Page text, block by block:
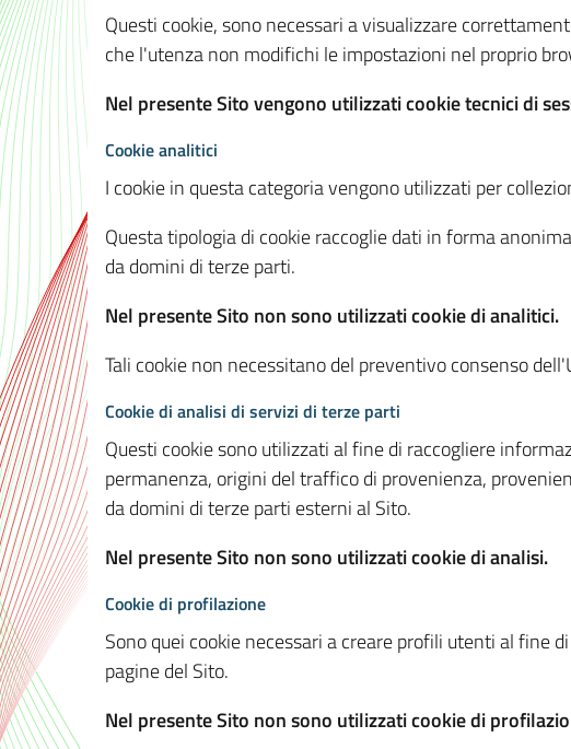
Questi cookie, sono necessari a visualizzare
che l'utenza non modifichi le impostazioni nel proprio
Nel presente Sito vengono utilizzati cookie tecnici di
Cookie analitici
I cookie in questa categoria vengono utilizzati per
Questa tipologia di cookie raccoglie dati in forma
da domini di terze parti.
Nel presente Sito non sono utilizzati cookie di analitici.
Tali cookie non necessitano del preventivo consenso
Cookie di analisi di servizi di terze parti
Questi cookie sono utilizzati al fine di raccogliere
permanenza, origini del traffico di provenienza,
da domini di terze parti esterni al Sito.
Nel presente Sito non sono utilizzati cookie di analisi.
Cookie di profilazione
Sono quei cookie necessari a creare profili utenti al
pagine del Sito.
Nel presente Sito non sono utilizzati cookie di